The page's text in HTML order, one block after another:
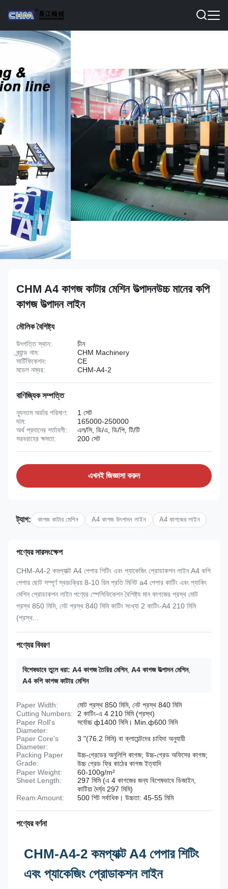
CHM A4 কাগজ কাটার মেশিন উত্পাদনউচ্চ মানের কপি
কাগজ উত্পাদন লাইন
মৌলিক বৈশিষ্ট্য
উৎপত্তি স্থান:
চীন
ব্র্যান্ড নাম:
CHM Machinery
সার্টিফিকেশন:
CE
মডেল নম্বর:
CHM-A4-2
বাণিজ্যিক সম্পত্তি
ন্যূনতম অর্ডার পরিমাণ:
1 সেট
দাম:
165000-250000
অর্থ প্রদানের শর্তাবলী:
এল/সি, ডি/এ, ডি/পি, টি/টি
সরবরাহের ক্ষমতা:
200 সেট
এখনই জিজ্ঞাসা করুন
ট্যাগ: কাগজ কাটার মেশিন A4 কাগজ উৎপাদন লাইন A4 কাগজের লাইন
পণ্যের সারসংক্ষেপ
CHM-A4-2 কমপ্যাক্ট A4 পেপার শিটিং এবং প্যাকেজিং প্রোডাকশন লাইন A4 কপি
পেপার ছোট সম্পূর্ণ স্বয়ংক্রিয় 8-10 রিম প্রতি মিনিট a4 পেপার কাটিং এবং প্যাকিং
মেশিন প্রোডাকশন লাইন পণ্যের স্পেসিফিকেশন বৈশিষ্ট্য মান কাগজের প্রস্থ মোট
প্রস্থ 850 মিমি, নেট প্রস্থ 840 মিমি কাটিং সংখ্যা 2 কাটিং-A4 210 মিমি
(প্রস্থ...
পণ্যের বিবরণ
বিশেষভাবে তুলে ধরা: A4 কাগজ তৈরির মেশিন, A4 কাগজ উত্পাদন মেশিন,
A4 কপি কাগজ কাটার মেশিন
Paper Width:
মোট প্রস্থ 850 মিমি, নেট প্রস্থ 840 মিমি
Cutting Numbers:
2 কাটিং-এ 4 210 মিমি (প্রস্থ)
Paper Roll's
Diameter:
সর্বোচ্চ ф1400 মিমি। Min.ф600 মিমি
Paper Core's
Diameter:
3 "(76.2 মিমি) বা ক্লায়েন্টদের চাহিদা অনুযায়ী
Packing Paper
Grade:
উচ্চ-গ্রেডের অনুলিপি কাগজ; উচ্চ-গ্রেড অফিসের কাগজ;
উচ্চ গ্রেড ফ্রি কাঠের কাগজ ইত্যাদি
Paper Weight:
60-100g/m²
Sheet Length:
297 মিমি (এ 4 কাগজের জন্য বিশেষভাবে ডিজাইন,
কাটিয়া দৈর্ঘ্য 297 মিমি)
Ream Amount:
500 শিট সর্বাধিক। উচ্চতা: 45-55 মিমি
পণ্যের বর্ণনা
CHM-A4-2 কমপ্যাক্ট A4 পেপার শিটিং
এবং প্যাকেজিং প্রোডাকশন লাইন